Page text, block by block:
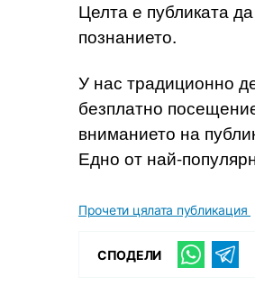
Целта е публиката
познанието.
У нас традиционно
безплатно
вниманието на
Едно от най-
Прочети цялата публикация
СПОДЕЛИ